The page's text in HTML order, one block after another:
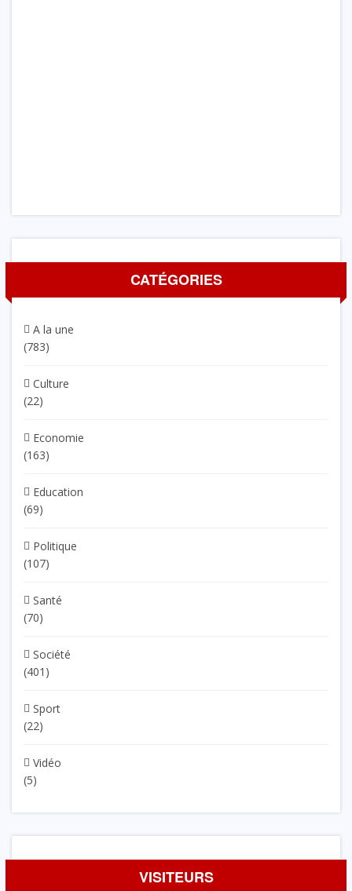
CATÉGORIES
A la une
(783)
Culture
(22)
Economie
(163)
Education
(69)
Politique
(107)
Santé
(70)
Société
(401)
Sport
(22)
Vidéo
(5)
VISITEURS